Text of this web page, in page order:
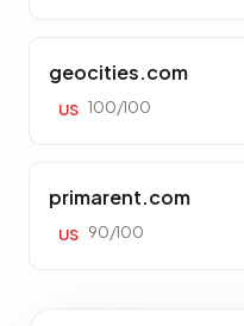
geocities.com
US 100/100
primarent.com
US 90/100